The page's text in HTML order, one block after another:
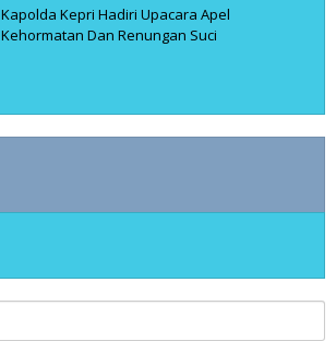
Kapolda Kepri Hadiri Upacara Apel
Kehormatan Dan Renungan Suci